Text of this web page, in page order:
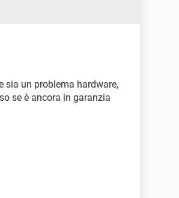
sia un problema hardware,
se è ancora in garanzia